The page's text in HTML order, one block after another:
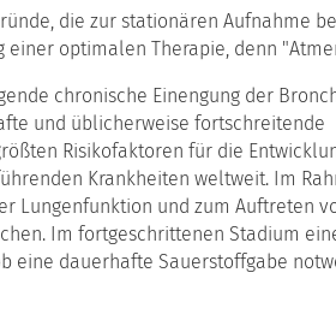
die zur stationären Aufnahme
optimalen Therapie, denn
chronische Einengung der
und üblicherweise fortschreitende
Risikofaktoren für die
Krankheiten weltweit. Im
Lungenfunktion und zum Auftreten
Im fortgeschrittenen Stadium
eine dauerhafte Sauerstoffgabe